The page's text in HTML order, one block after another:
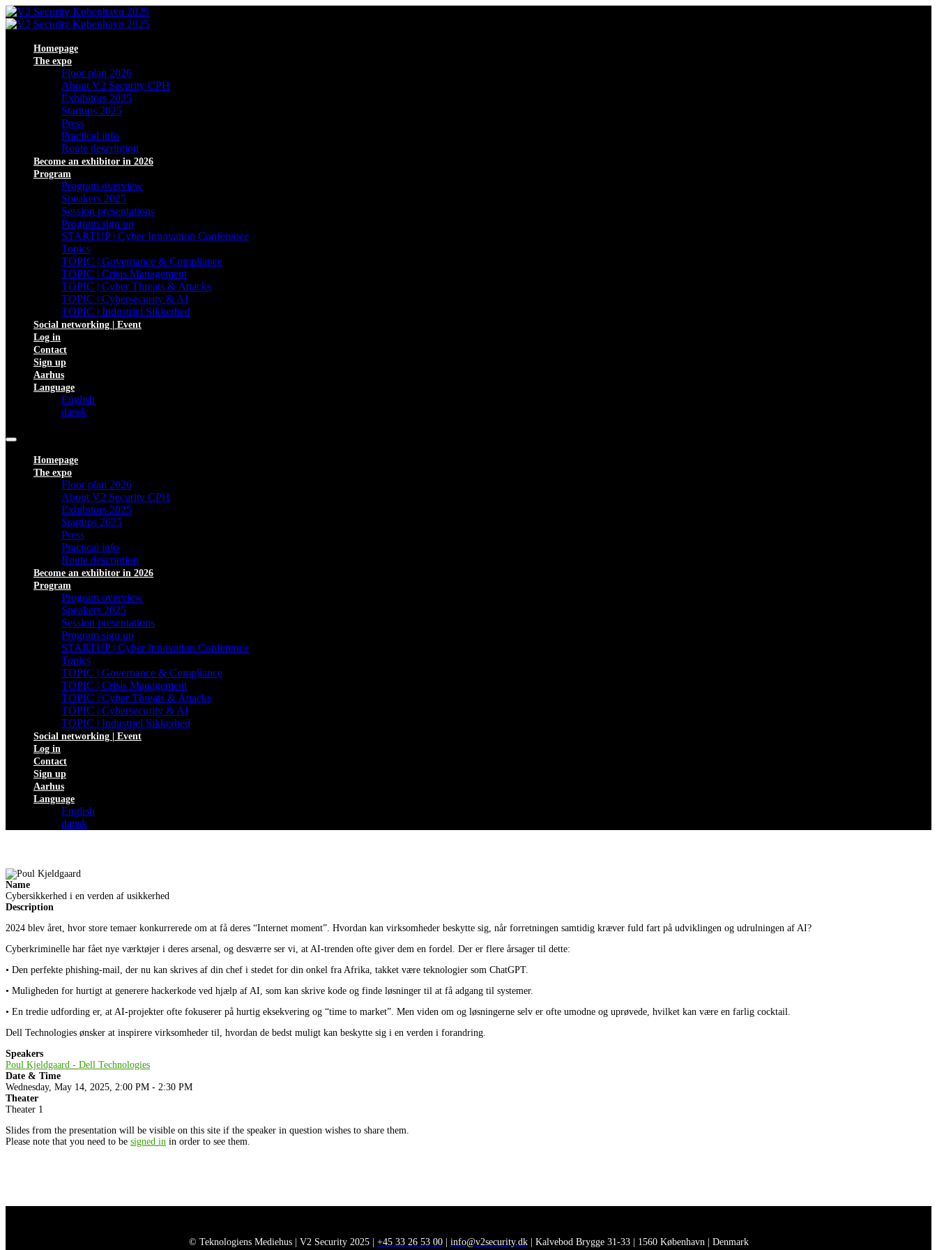
Homepage
The expo
Floor plan 2026
About V2 Security CPH
Exhibitors 2025
Startups 2025
Press
Practical info
Route description
Become an exhibitor in 2026
Program
Program overview
Speakers 2025
Session presentations
Program sign up
STARTUP | Cyber Innovation Conference
Topics
TOPIC | Governance & Compliance
TOPIC | Crisis Management
TOPIC | Cyber Threats & Attacks
TOPIC | Cybersecurity & AI
TOPIC | Industriel Sikkerhed
Social networking | Event
Log in
Contact
Sign up
Aarhus
Language
English
dansk
Homepage
The expo
Floor plan 2026
About V2 Security CPH
Exhibitors 2025
Startups 2025
Press
Practical info
Route description
Become an exhibitor in 2026
Program
Program overview
Speakers 2025
Session presentations
Program sign up
STARTUP | Cyber Innovation Conference
Topics
TOPIC | Governance & Compliance
TOPIC | Crisis Management
TOPIC | Cyber Threats & Attacks
TOPIC | Cybersecurity & AI
TOPIC | Industriel Sikkerhed
Social networking | Event
Log in
Contact
Sign up
Aarhus
Language
English
dansk
Name
Cybersikkerhed i en verden af usikkerhed
Description
2024 blev året, hvor store temaer konkurrerede om at få deres “Internet moment”. Hvordan kan virksomheder beskytte sig, når forretningen samtidig kræver fuld fart på udviklingen og udrulningen af AI?
Cyberkriminelle har fået nye værktøjer i deres arsenal, og desværre ser vi, at AI-trenden ofte giver dem en fordel. Der er flere årsager til dette:
• Den perfekte phishing-mail, der nu kan skrives af din chef i stedet for din onkel fra Afrika, takket være teknologier som ChatGPT.
• Muligheden for hurtigt at generere hackerkode ved hjælp af AI, som kan skrive kode og finde løsninger til at få adgang til systemer.
• En tredie udfording er, at AI-projekter ofte fokuserer på hurtig eksekvering og “time to market”. Men viden om og løsningerne selv er ofte umodne og uprøvede, hvilket kan være en farlig cocktail.
Dell Technologies ønsker at inspirere virksomheder til, hvordan de bedst muligt kan beskytte sig i en verden i forandring.
Speakers
Poul Kjeldgaard - Dell Technologies
Date & Time
Wednesday, May 14, 2025, 2:00 PM - 2:30 PM
Theater
Theater 1
Slides from the presentation will be visible on this site if the speaker in question wishes to share them.
Please note that you need to be signed in in order to see them.
© Teknologiens Mediehus | V2 Security 2025 | +45 33 26 53 00| info@v2security.dk| Kalvebod Brygge 31-33 | 1560 København | Denmark